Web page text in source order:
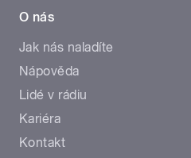
O nás
Jak nás naladíte
Nápověda
Lidé v rádiu
Kariéra
Kontakt